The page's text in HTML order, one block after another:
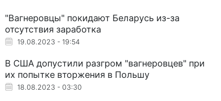
"Вагнеровцы" покидают Беларусь из-за
отсутствия заработка
19.08.2023 - 19:54
В США допустили разгром "вагнеровцев" при
их попытке вторжения в Польшу
18.08.2023 - 03:30